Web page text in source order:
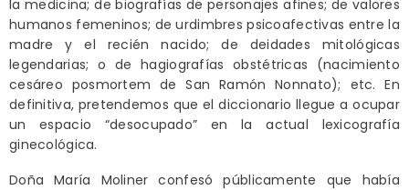
la medicina; de biografías de personajes afines; de valores
humanos femeninos; de urdimbres psicoafectivas entre la
madre y el recién nacido; de deidades mitológicas
legendarias; o de hagiografías obstétricas (nacimiento
cesáreo posmortem de San Ramón Nonnato); etc. En
definitiva, pretendemos que el diccionario llegue a ocupar
un espacio “desocupado” en la actual lexicografía
ginecológica.
Doña María Moliner confesó públicamente que había